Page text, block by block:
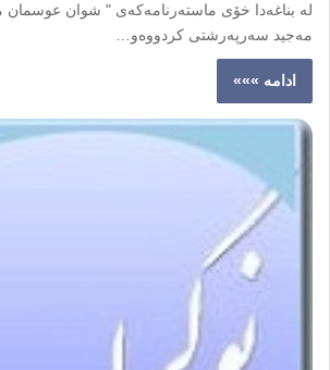
له‌ بناغه‌دا خۆی ماسته‌رنامه‌که‌ی " شوان عوسمان
مه‌جید سه‌رپه‌رشتی کردووه‌و…
ادامه »»»